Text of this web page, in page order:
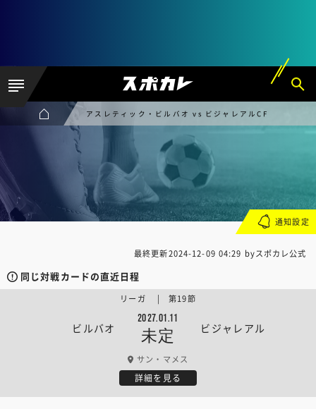
アスレティック・ビルバオ vs ビジャレアルCF
最終更新2024-12-09 04:29 byスポカレ公式
同じ対戦カードの直近日程
ビルバオ
2027.01.11
未定 ビジャレアル
リーガ | 第19節
サン・マメス
詳細を見る
通知設定